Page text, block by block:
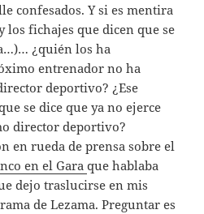
confesados. Y si es mentira
los fichajes que dicen que se
¿quién los ha
entrenador no ha
deportivo? ¿Ese
se dice que ya no ejerce
director deportivo?
en rueda de prensa sobre el
en el Garaque hablaba
dejo traslucirse en mis
de Lezama. Preguntar es